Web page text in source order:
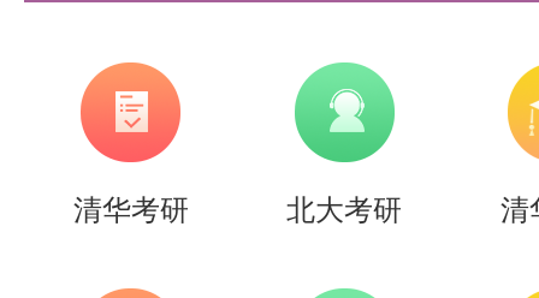
根据清华大学的发展战略和深圳
生院优先布局清华大学一流的工
清华考研 北大考研 清